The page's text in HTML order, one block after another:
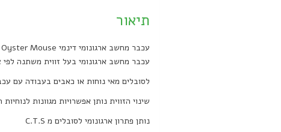
תיאור
עכבר מחשב ארגונומי דינמי Oyster Mouse
עכבר מחשב ארגונומי בעל זווית משתנה
לסובלים מאי נוחות או כאבים בעבודה עם
שינוי הזווית נותן אפשרויות מגוונות
נותן פתרון ארגונומי לסובלים מ C.T.S